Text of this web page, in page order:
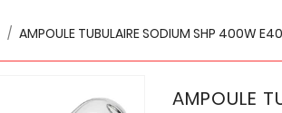
AMPOULE TUBULAIRE SODIUM SHP 400W E40
AMPOULE